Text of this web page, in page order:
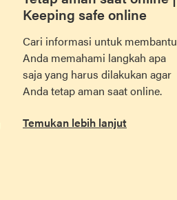
Keeping safe online
Cari informasi untuk membantu
Anda memahami langkah apa
saja yang harus dilakukan agar
Anda tetap aman saat online.
Temukan lebih lanjut